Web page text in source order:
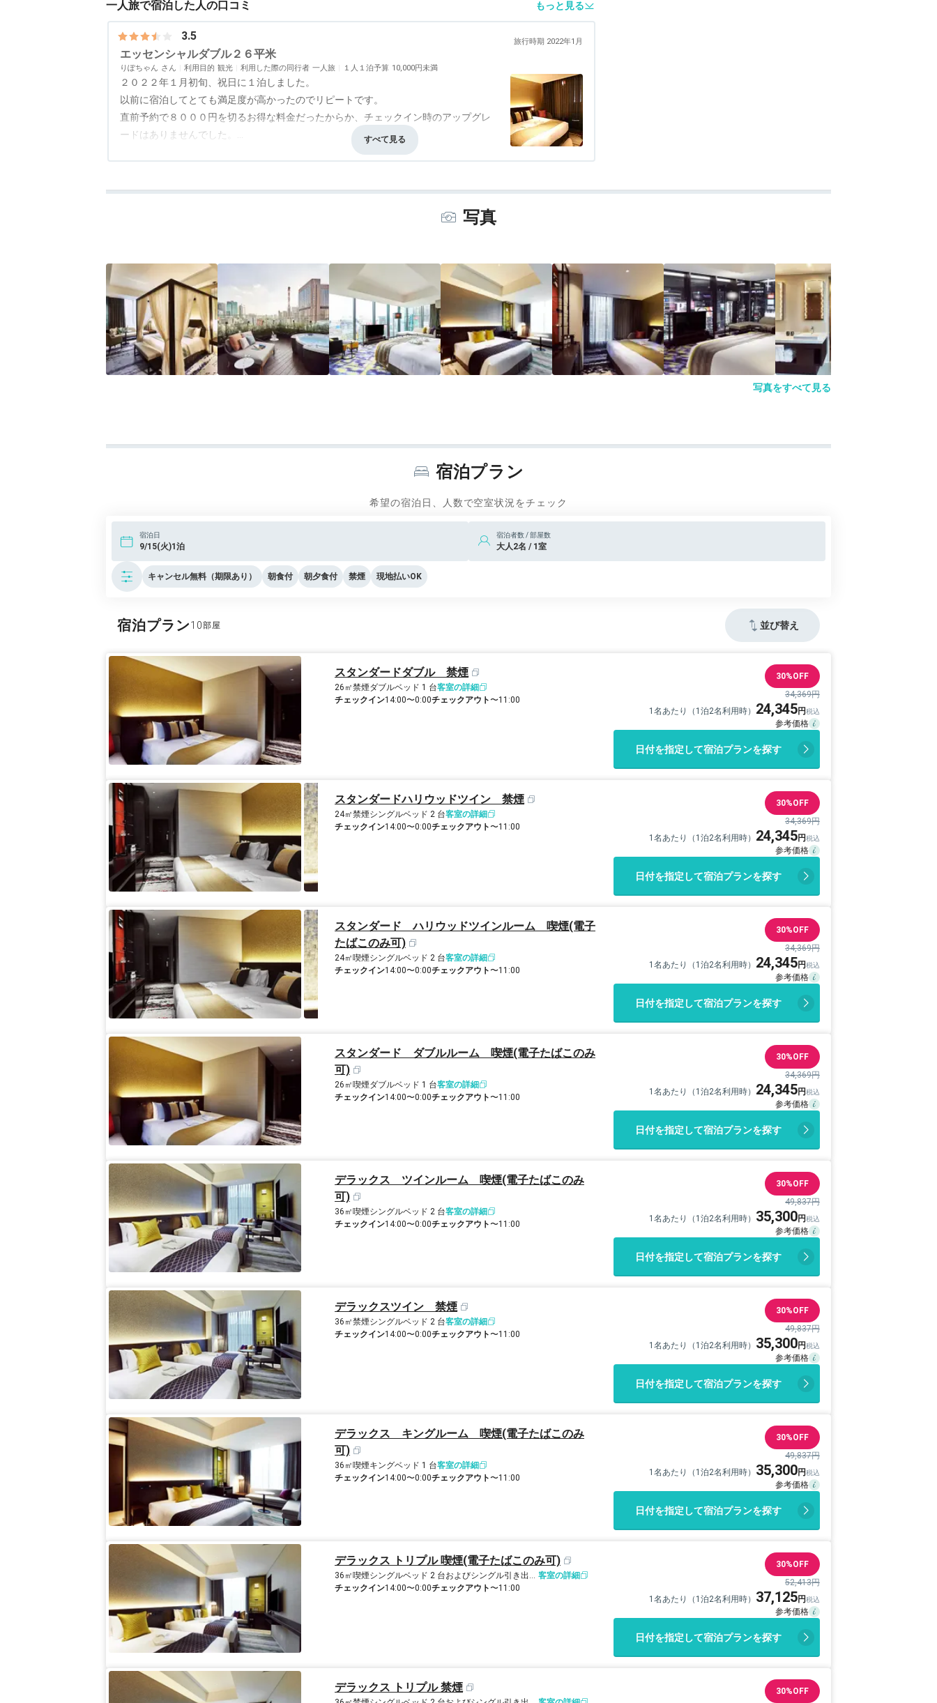
一人旅で宿泊した人の口コミ もっと見る
3.5 旅行時期 2022年1月
エッセンシャルダブル２６平米
りぽちゃん 利用目的 観光 利用した際の同行者 一人旅 １人１泊予算 10,000円未満
２０２２年１月初旬、祝日に１泊しました。
以前に宿泊してとても満足度が高かったのでリピートです。
直前予約で８０００円を切るお得な料金だったからか、チェックイン時のアップグレ
ードはありませんでした。
また、壁とは反対側にあるソファとの距離も狭く、座ると足がつかえる感じでくつろ
ペースとのバランスが少し悪いように感じました。
チェックアウトが１１時なので、１２時だとありがたいなと思います。
5.0 食事・ドリンク評価なし
写真
写真をすべて見る
宿泊プラン
希望の宿泊日、人数で空室状況をチェック
宿泊日
9/15(火)1泊
宿泊者数 / 部屋数
大人2名 / 1室
キャンセル無料（期限あり） 朝食付 朝夕食付 禁煙 現地払いOK
宿泊プラン10 並び替え
スタンダードダブル 禁煙
26㎡禁煙ダブルベッド 1 台客室の詳細
チェックイン14:00〜0:00チェックアウト〜11:00
30%OFF
34,369円
1名あたり（1泊2名利用時） 24,345
日付を指定して宿泊プランを探す
スタンダードハリウッドツイン 禁煙
24㎡禁煙シングルベッド 2 台客室の詳細
チェックイン14:00〜0:00チェックアウト〜11:00
30%OFF
34,369円
1名あたり（1泊2名利用時） 24,345
日付を指定して宿泊プランを探す
スタンダード ハリウッドツインルーム 喫煙(電子
たばこのみ可)
24㎡喫煙シングルベッド 2 台客室の詳細
チェックイン14:00〜0:00チェックアウト〜11:00
30%OFF
34,369円
1名あたり（1泊2名利用時） 24,345
日付を指定して宿泊プランを探す
スタンダード ダブルルーム 喫煙(電子たばこのみ
可)
26㎡喫煙ダブルベッド 1 台客室の詳細
チェックイン14:00〜0:00チェックアウト〜11:00
30%OFF
34,369円
1名あたり（1泊2名利用時） 24,345
日付を指定して宿泊プランを探す
デラックス ツインルーム 喫煙(電子たばこのみ
可)
36㎡喫煙シングルベッド 2 台客室の詳細
チェックイン14:00〜0:00チェックアウト〜11:00
30%OFF
49,837円
1名あたり（1泊2名利用時） 35,300
日付を指定して宿泊プランを探す
デラックスツイン 禁煙
36㎡禁煙シングルベッド 2 台客室の詳細
チェックイン14:00〜0:00チェックアウト〜11:00
30%OFF
49,837円
1名あたり（1泊2名利用時） 35,300
日付を指定して宿泊プランを探す
デラックス キングルーム 喫煙(電子たばこのみ
可)
36㎡喫煙キングベッド 1 台客室の詳細
チェックイン14:00〜0:00チェックアウト〜11:00
30%OFF
49,837円
1名あたり（1泊2名利用時） 35,300
日付を指定して宿泊プランを探す
デラックス トリプル 喫煙(電子たばこのみ可)
36㎡喫煙 シングルベッド 2 台およびシングル引き出し式ベッド 1 台 客室の詳細
チェックイン14:00〜0:00チェックアウト〜11:00
30%OFF
52,413円
1名あたり（1泊2名利用時） 37,125
日付を指定して宿泊プランを探す
デラックス トリプル 禁煙 30%OFF